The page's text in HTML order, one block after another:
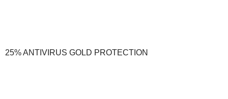
25% ANTIVIRUS GOLD PROTECTION